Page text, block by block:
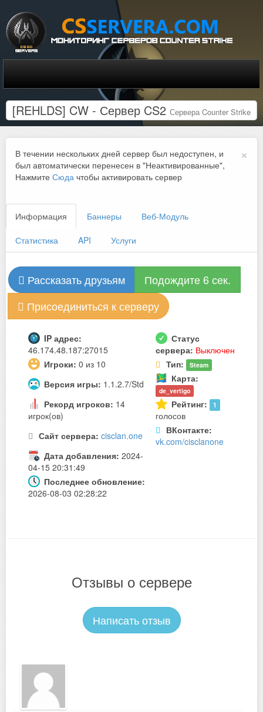
[REHLDS] CW - Сервер CS2 Сервера Counter Strike
×
В течении нескольких дней сервер был недоступен, и
был автоматически перенесен в "Неактивированные",
Нажмите Сюда чтобы активировать сервер
Информация Баннеры Веб-Модуль
Статистика API Услуги
Рассказать друзьям
Подождите 6 сек.
Присоединиться к серверу
IP адрес:
46.174.48.187:27015
Статус
сервера: Выключен
Игроки: 0 из 10 Тип: Steam
Версия игры: 1.1.2.7/Std Карта:
de_vertigo
Рекорд игроков: 14
игрок(ов)
Рейтинг: 1
голосов
Сайт сервера: cisclan.one
ВКонтакте:
vk.com/cisclanone
Дата добавления: 2024-
04-15 20:31:49
Последнее обновление:
2026-08-03 02:28:22
Отзывы о сервере
Написать отзыв